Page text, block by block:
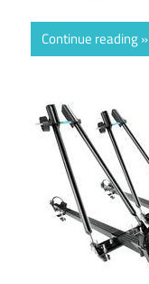
Continue reading